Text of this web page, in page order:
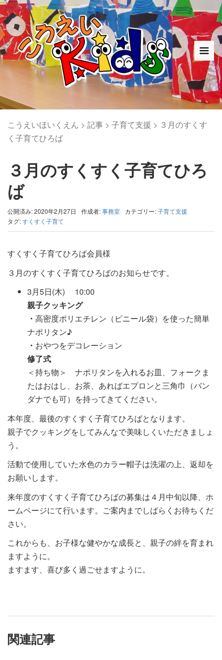
こうえいほいくえん > 記事 > 子育て支援 > ３月のすくす
く子育てひろば
３月のすくすく子育てひろ
ば
公開済み: 2020年2月27日 作成者:事務室 カテゴリー:子育て支援
タグ:すくすく子育て
すくすく子育てひろば会員様
３月のすくすく子育てひろばのお知らせです。
3月5日(木) 10:00
親子クッキング
・ 高密度ポリエチレン（ビニール袋）を使った簡単
ナポリタン♪
・ おやつをデコレーション
修了式
＜持ち物＞ ナポリタンを入れるお皿、フォークま
たはおはし、お茶、あればエプロンと三角巾（バン
ダナでも可）を持ってきてください。
本年度、最後のすくすく子育てひろばとなります。
親子でクッキングをしてみんなで美味しくいただきましょ
う。
活動で使用していた水色のカラー帽子は洗濯の上、返却を
お願いします。
来年度のすくすく子育てひろばの募集は４月中旬以降、ホ
ームページにて行います。ご案内までしばらくお待ちくだ
さい。
これからも、お子様な健やかな成長と、親子の絆を育まれ
ますように。
ますます、喜び多く過ごせますように。
関連記事